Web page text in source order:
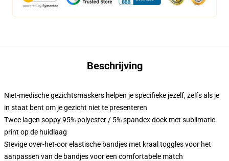
Beschrijving
Niet-medische gezichtsmaskers helpen je specifieke jezelf, zelfs als je
in staat bent om je gezicht niet te presenteren
Twee lagen soppy 95% polyester / 5% spandex doek met sublimatie
print op de huidlaag
Stevige over-het-oor elastische bandjes met kraal toggles voor het
aanpassen van de bandjes voor een comfortabele match